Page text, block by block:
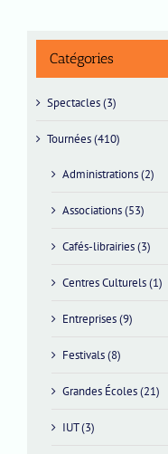
Catégories
Spectacles (3)
Tournées (410)
Administrations (2)
Associations (53)
Cafés-librairies (3)
Centres Culturels (1)
Entreprises (9)
Festivals (8)
Grandes Écoles (21)
IUT (3)